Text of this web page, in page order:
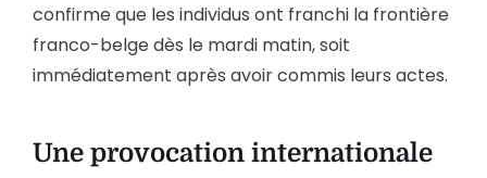
confirme que les individus ont franchi la frontière
franco-belge dès le mardi matin, soit
immédiatement après avoir commis leurs actes.
Une provocation internationale